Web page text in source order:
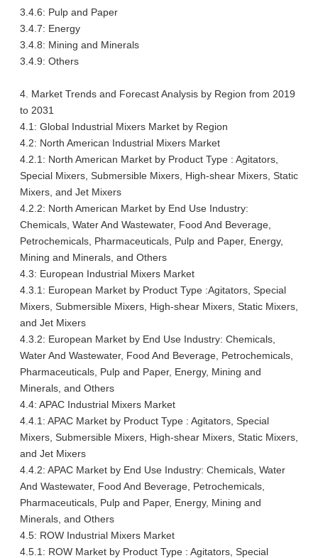
3.4.6: Pulp and Paper
3.4.7: Energy
3.4.8: Mining and Minerals
3.4.9: Others
4. Market Trends and Forecast Analysis by Region from 2019
to 2031
4.1: Global Industrial Mixers Market by Region
4.2: North American Industrial Mixers Market
4.2.1: North American Market by Product Type : Agitators,
Special Mixers, Submersible Mixers, High-shear Mixers, Static
Mixers, and Jet Mixers
4.2.2: North American Market by End Use Industry:
Chemicals, Water And Wastewater, Food And Beverage,
Petrochemicals, Pharmaceuticals, Pulp and Paper, Energy,
Mining and Minerals, and Others
4.3: European Industrial Mixers Market
4.3.1: European Market by Product Type :Agitators, Special
Mixers, Submersible Mixers, High-shear Mixers, Static Mixers,
and Jet Mixers
4.3.2: European Market by End Use Industry: Chemicals,
Water And Wastewater, Food And Beverage, Petrochemicals,
Pharmaceuticals, Pulp and Paper, Energy, Mining and
Minerals, and Others
4.4: APAC Industrial Mixers Market
4.4.1: APAC Market by Product Type : Agitators, Special
Mixers, Submersible Mixers, High-shear Mixers, Static Mixers,
and Jet Mixers
4.4.2: APAC Market by End Use Industry: Chemicals, Water
And Wastewater, Food And Beverage, Petrochemicals,
Pharmaceuticals, Pulp and Paper, Energy, Mining and
Minerals, and Others
4.5: ROW Industrial Mixers Market
4.5.1: ROW Market by Product Type : Agitators, Special